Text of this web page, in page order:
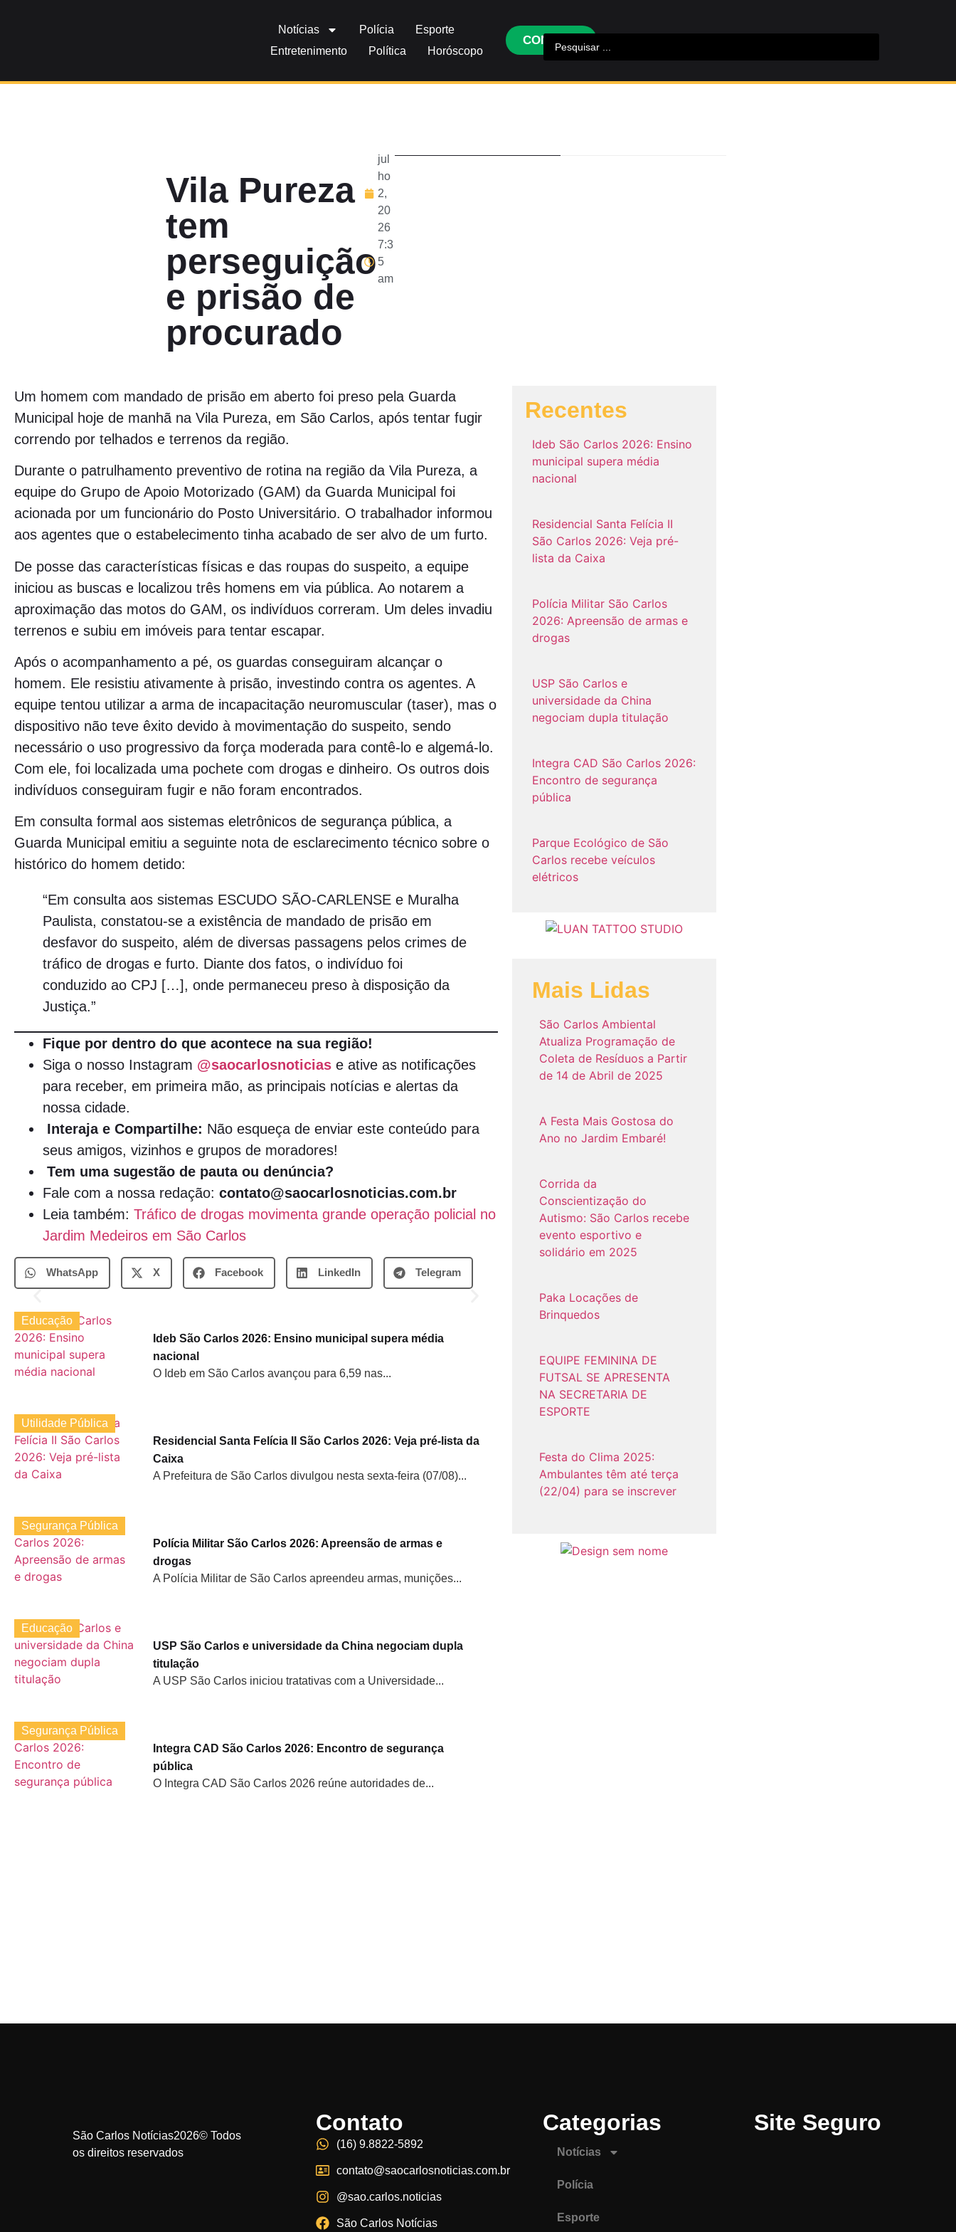
Notícias Polícia
Esporte
Entretenimento
Política Horóscopo
CONTATO
Vila Pureza
tem
perseguição
e prisão de
procurado
jul
ho
2,
20
26
7:3
5
am
Um homem com mandado de prisão em aberto foi preso pela Guarda
Municipal hoje de manhã na Vila Pureza, em São Carlos, após tentar fugir
correndo por telhados e terrenos da região.
Durante o patrulhamento preventivo de rotina na região da Vila Pureza, a
equipe do Grupo de Apoio Motorizado (GAM) da Guarda Municipal foi
acionada por um funcionário do Posto Universitário. O trabalhador informou
aos agentes que o estabelecimento tinha acabado de ser alvo de um furto.
De posse das características físicas e das roupas do suspeito, a equipe
iniciou as buscas e localizou três homens em via pública. Ao notarem a
aproximação das motos do GAM, os indivíduos correram. Um deles invadiu
terrenos e subiu em imóveis para tentar escapar.
Após o acompanhamento a pé, os guardas conseguiram alcançar o
homem. Ele resistiu ativamente à prisão, investindo contra os agentes. A
equipe tentou utilizar a arma de incapacitação neuromuscular (taser), mas o
dispositivo não teve êxito devido à movimentação do suspeito, sendo
necessário o uso progressivo da força moderada para contê-lo e algemá-lo.
Com ele, foi localizada uma pochete com drogas e dinheiro. Os outros dois
indivíduos conseguiram fugir e não foram encontrados.
Em consulta formal aos sistemas eletrônicos de segurança pública, a
Guarda Municipal emitiu a seguinte nota de esclarecimento técnico sobre o
histórico do homem detido:
“Em consulta aos sistemas ESCUDO SÃO-CARLENSE e Muralha
Paulista, constatou-se a existência de mandado de prisão em
desfavor do suspeito, além de diversas passagens pelos crimes de
tráfico de drogas e furto. Diante dos fatos, o indivíduo foi
conduzido ao CPJ […], onde permaneceu preso à disposição da
Justiça.”
Fique por dentro do que acontece na sua região!
Siga o nosso Instagram @saocarlosnoticias e ative as notificações
para receber, em primeira mão, as principais notícias e alertas da
nossa cidade.
Interaja e Compartilhe: Não esqueça de enviar este conteúdo para
seus amigos, vizinhos e grupos de moradores!
Tem uma sugestão de pauta ou denúncia?
Fale com a nossa redação: contato@saocarlosnoticias.com.br
Leia também: Tráfico de drogas movimenta grande operação policial no
Jardim Medeiros em São Carlos
WhatsApp X Facebook LinkedIn Telegram
Educação
Ideb São Carlos 2026: Ensino municipal supera média
nacional
O Ideb em São Carlos avançou para 6,59 nas...
Utilidade Pública
Residencial Santa Felícia II São Carlos 2026: Veja pré-lista da
Caixa
A Prefeitura de São Carlos divulgou nesta sexta-feira (07/08)...
Segurança Pública
Polícia Militar São Carlos 2026: Apreensão de armas e
drogas
A Polícia Militar de São Carlos apreendeu armas, munições...
Educação
USP São Carlos e universidade da China negociam dupla
titulação
A USP São Carlos iniciou tratativas com a Universidade...
Segurança Pública
Integra CAD São Carlos 2026: Encontro de segurança
pública
O Integra CAD São Carlos 2026 reúne autoridades de...
Recentes
Ideb São Carlos 2026: Ensino
municipal supera média
nacional
Residencial Santa Felícia II
São Carlos 2026: Veja pré-
lista da Caixa
Polícia Militar São Carlos
2026: Apreensão de armas e
drogas
USP São Carlos e
universidade da China
negociam dupla titulação
Integra CAD São Carlos 2026:
Encontro de segurança
pública
Parque Ecológico de São
Carlos recebe veículos
elétricos
Mais Lidas
São Carlos Ambiental
Atualiza Programação de
Coleta de Resíduos a Partir
de 14 de Abril de 2025
A Festa Mais Gostosa do
Ano no Jardim Embaré!
Corrida da
Conscientização do
Autismo: São Carlos recebe
evento esportivo e
solidário em 2025
Paka Locações de
Brinquedos
EQUIPE FEMININA DE
FUTSAL SE APRESENTA
NA SECRETARIA DE
ESPORTE
Festa do Clima 2025:
Ambulantes têm até terça
(22/04) para se inscrever
São Carlos Notícias2026© Todos
os direitos reservados
Contato
(16) 9.8822-5892
contato@saocarlosnoticias.com.br
@sao.carlos.noticias
São Carlos Notícias
Categorias
Notícias
Polícia
Esporte
Site Seguro